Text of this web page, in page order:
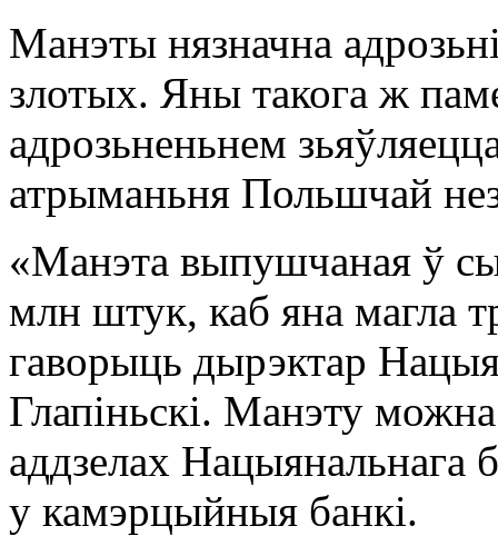
Манэты нязначна
злотых. Яны такога ж
адрозьненьнем
атрыманьня Польшчай
«Манэта выпушчаная ў
млн штук, каб яна магла
гаворыць дырэктар
Глапіньскі. Манэту
аддзелах Нацыянальнага
у камэрцыйныя банкі.